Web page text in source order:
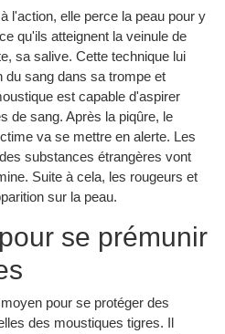
l'action, elle perce la peau pour y
qu'ils atteignent la veinule de
sa salive. Cette technique lui
du sang dans sa trompe et
est capable d'aspirer
de sang. Après la piqûre, le
va se mettre en alerte. Les
substances étrangères vont
Suite à cela, les rougeurs et
sur la peau.
se prémunir
pour se protéger des
des moustiques tigres. Il